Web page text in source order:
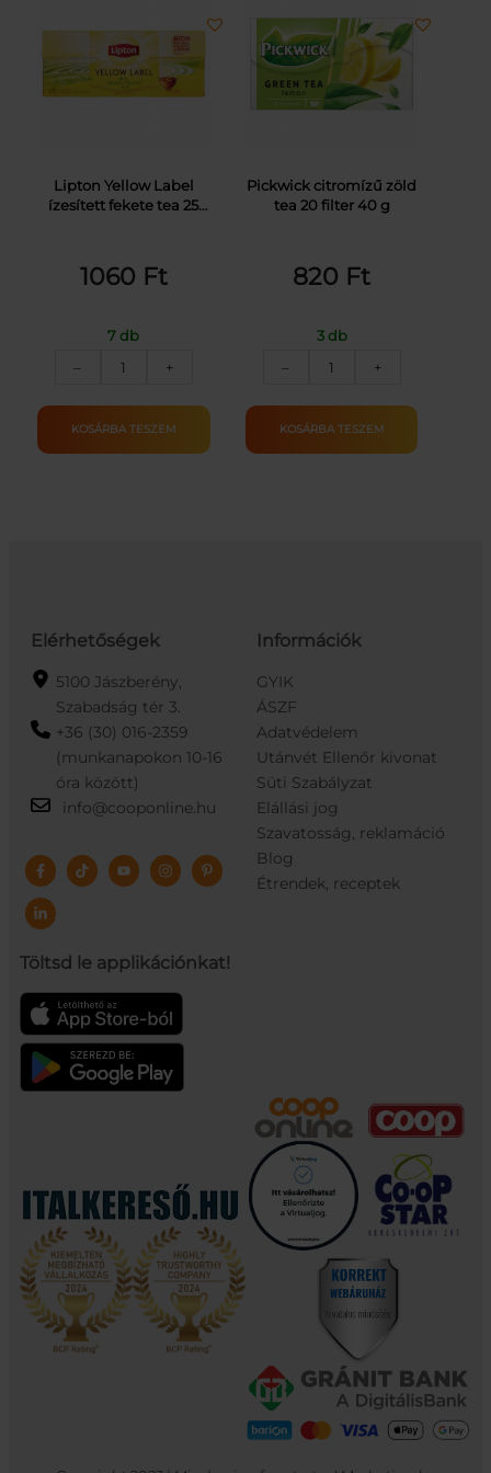
Lipton Yellow Label
ízesített fekete tea 25
1060 Ft
7 db
–
LIPTON
LABEL
TEA
+
KOSÁRBA TESZEM
Pickwick citromízű zöld
tea 20 filter 40 g
820 Ft
3 db
–
PICKWICK
TEA
CITROMMAL
+
KOSÁRBA TESZEM
Elérhetőségek
5100 Jászberény,
Szabadság tér 3.
+36 (30) 016-2359
(munkanapokon 10-16
óra között)
info@cooponline.hu
Töltsd le applikációnkat!
Információk
GYIK
ÁSZF
Adatvédelem
Utánvét Ellenőr kivonat
Süti Szabályzat
Elállási jog
Szavatosság, reklamáció
Blog
Étrendek, receptek